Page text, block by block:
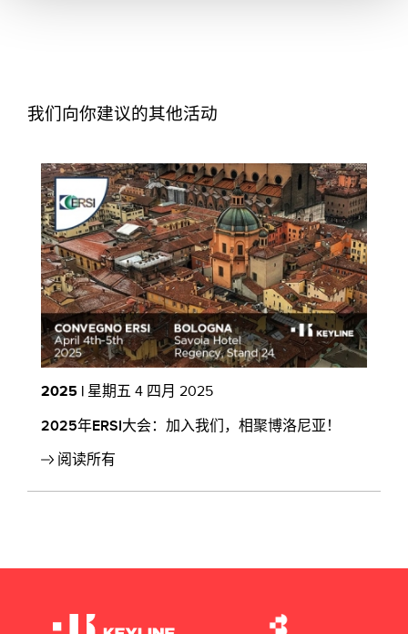
我们向你建议的其他活动
2025 | 星期五 4 四月 2025
2025年ERSI大会：加入我们，相聚博洛尼亚！
阅读所有